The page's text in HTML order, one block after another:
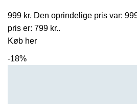
999kr. Den oprindelige pris var:
pris er: 799 kr..
Køb her
-18%